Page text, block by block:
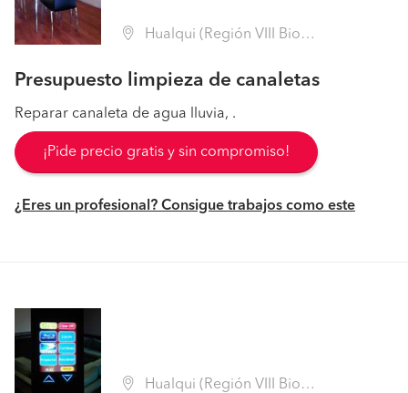
Hualqui (Región VIII Biobío - Concepción)
Presupuesto limpieza de canaletas
Reparar canaleta de agua lluvia, .
¡Pide precio gratis y sin compromiso!
¿Eres un profesional? Consigue trabajos como este
Hualqui (Región VIII Biobío - Concepción)